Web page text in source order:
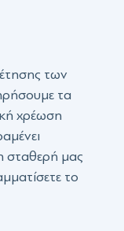
των
τα
χρέωση
σταθερή μας
το